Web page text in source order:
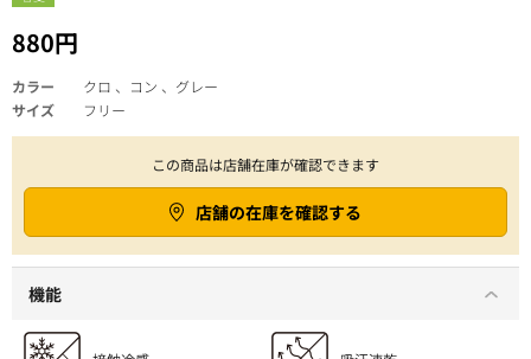
880円
カラー
クロ 、コン 、グレー
サイズ
フリー
この商品は店舗在庫が確認できます
店舗の在庫を確認する
機能